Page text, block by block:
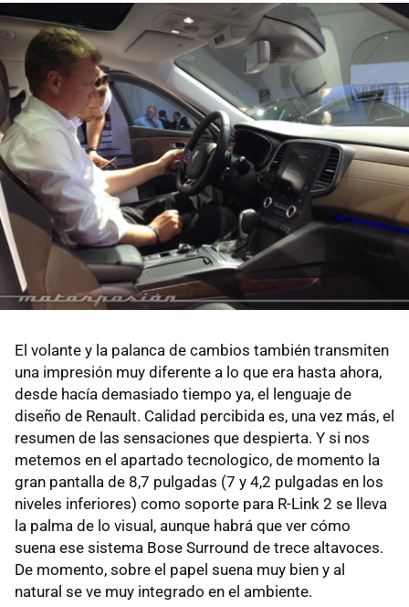
El volante y la palanca de cambios también transmiten
una impresión muy diferente a lo que era hasta ahora,
desde hacía demasiado tiempo ya, el lenguaje de
diseño de Renault. Calidad percibida es, una vez más, el
resumen de las sensaciones que despierta. Y si nos
metemos en el apartado tecnologico, de momento la
gran pantalla de 8,7 pulgadas (7 y 4,2 pulgadas en los
niveles inferiores) como soporte para R-Link 2 se lleva
la palma de lo visual, aunque habrá que ver cómo
suena ese sistema Bose Surround de trece altavoces.
De momento, sobre el papel suena muy bien y al
natural se ve muy integrado en el ambiente.